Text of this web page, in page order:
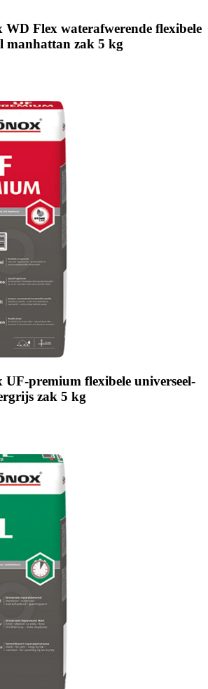
WD Flex waterafwerende flexibele
manhattan zak 5 kg
UF-premium flexibele universeel-
zak 5 kg